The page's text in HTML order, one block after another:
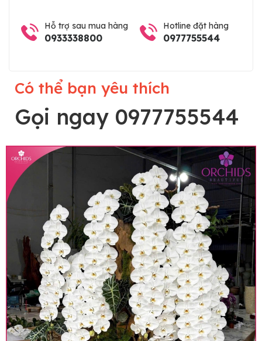
Lưu ý trước khi đặt hàng
• Về cây hoa: Một chậu hoa lan hồ điệp đẹp và
hoàn chỉnh sẽ được phối ghép từ nhiều cây hoa
và tạo dáng hoàn toàn thủ công nên có thể sẽ
khác nhau đôi chút giữa sản phẩm thực tế và
Hỗ trợ sau mua hàng
0933338800
Hotline đặt hàng
0977755544
Có thể bạn yêu thích
Gọi ngay 0977755544